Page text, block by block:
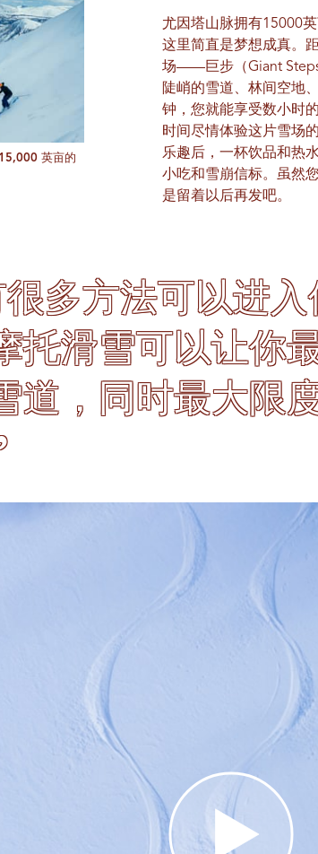
英亩的
尤因塔山脉拥有15000
这里简直是梦想成真。
场——巨步（Giant
陡峭的雪道、林间空地
钟，您就能享受数小时
时间尽情体验这片雪场
乐趣后，一杯饮品和热
小吃和雪崩信标。虽然
是留着以后再发吧。
多方法可以进
托滑雪可以让你
道，同时最大限